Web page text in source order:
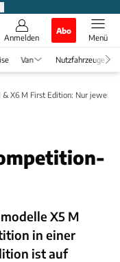
Anmelden
Abo
Menü
Van Nutzfahrzeuge
& X6 M First Edition: Nur jeweils
X5 M
in einer
ist auf